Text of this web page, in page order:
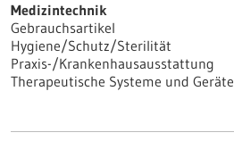
Medizintechnik
Gebrauchsartikel
Hygiene/Schutz/Sterilität
Praxis-/Krankenhausausstattung
Therapeutische Systeme und Geräte